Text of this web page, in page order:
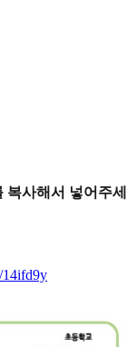
사해서 넣어주세
14ifd9y